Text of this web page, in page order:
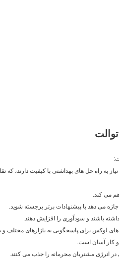
به راه حل های بهداشتی با کیفیت دارند، که
می کند.
می دهد با پیشنهادات برتر برجسته شوید.
باشند و سودآوری را افزایش دهند.
لوکس برای پاسخگویی به بازارهای مختلف و
و کار آسان است.
انرژی مشتریان محرمانه را جذب می کنند.